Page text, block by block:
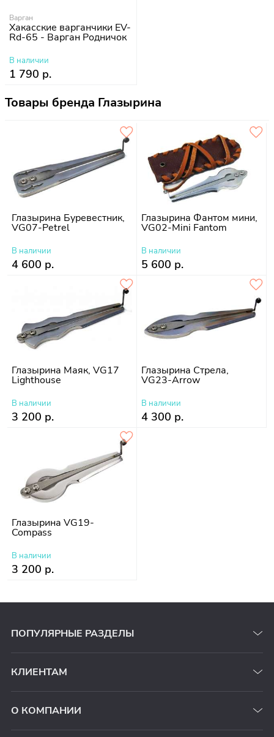
Варган
Хакасские варганчики EV-
Rd-65 - Варган Родничок
В наличии
1 790 р.
Товары бренда Глазырина
Глазырина Буревестник,
VG07-Petrel
В наличии
4 600 р.
Глазырина Фантом мини,
VG02-Mini Fantom
В наличии
5 600 р.
Глазырина Маяк, VG17
Lighthouse
В наличии
3 200 р.
Глазырина Стрела,
VG23-Arrow
В наличии
4 300 р.
Глазырина VG19-
Compass
В наличии
3 200 р.
ПОПУЛЯРНЫЕ РАЗДЕЛЫ
КЛИЕНТАМ
О КОМПАНИИ